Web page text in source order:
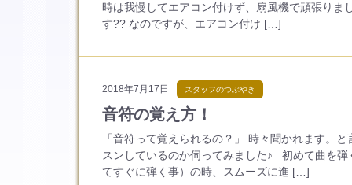
時は我慢してエアコン付けず、扇風機で頑張りま
す?? なのですが、エアコン付け […]
2018年7月17日 スタッフのつぶやき
音符の覚え方！
「音符って覚えられるの？」 時々聞かれます。
スンしているのか伺ってみました♪ 初めて曲を
てすぐに弾く事）の時、スムーズに進 […]